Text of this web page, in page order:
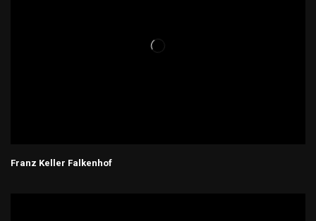
Franz Keller Falkenhof